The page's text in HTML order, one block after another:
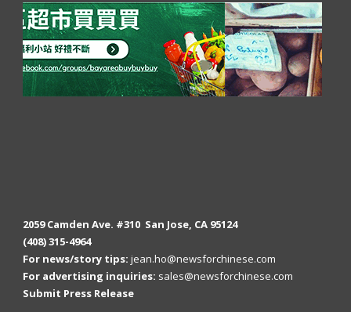
2059 Camden Ave. #310 San Jose, CA 95124
(408) 315-4964
For news/story tips: jean.ho@newsforchinese.com
For advertising inquiries: sales@newsforchinese.com
Submit Press Release